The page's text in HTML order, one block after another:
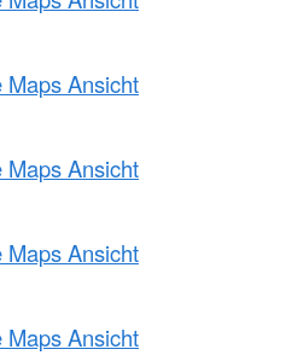
Maps Ansicht
Maps Ansicht
Maps Ansicht
Maps Ansicht